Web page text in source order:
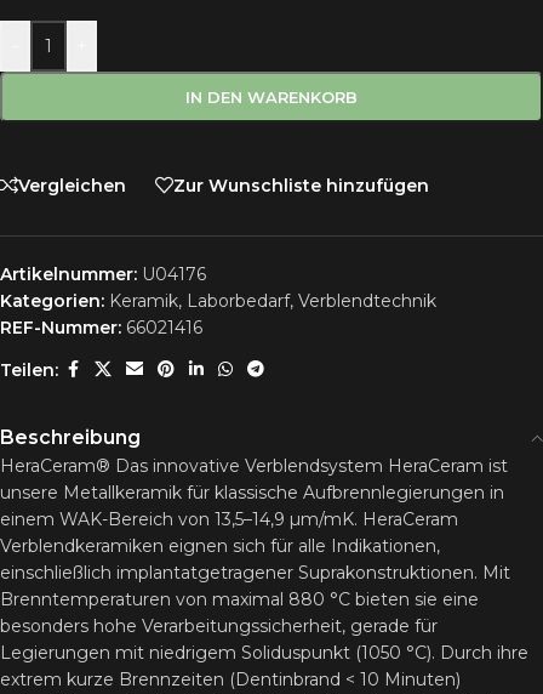
IN DEN WARENKORB
Vergleichen Zur Wunschliste hinzufügen
Artikelnummer: U04176
Kategorien: Keramik, Laborbedarf, Verblendtechnik
REF-Nummer: 66021416
Teilen:
Beschreibung
HeraCeram® Das innovative Verblendsystem HeraCeram ist
unsere Metallkeramik für klassische Aufbrennlegierungen in
einem WAK-Bereich von 13,5–14,9 µm/mK. HeraCeram
Verblendkeramiken eignen sich für alle Indikationen,
einschließlich implantatgetragener Suprakonstruktionen. Mit
Brenntemperaturen von maximal 880 °C bieten sie eine
besonders hohe Verarbeitungssicherheit, gerade für
Legierungen mit niedrigem Soliduspunkt (1050 °C). Durch ihre
extrem kurze Brennzeiten (Dentinbrand < 10 Minuten)